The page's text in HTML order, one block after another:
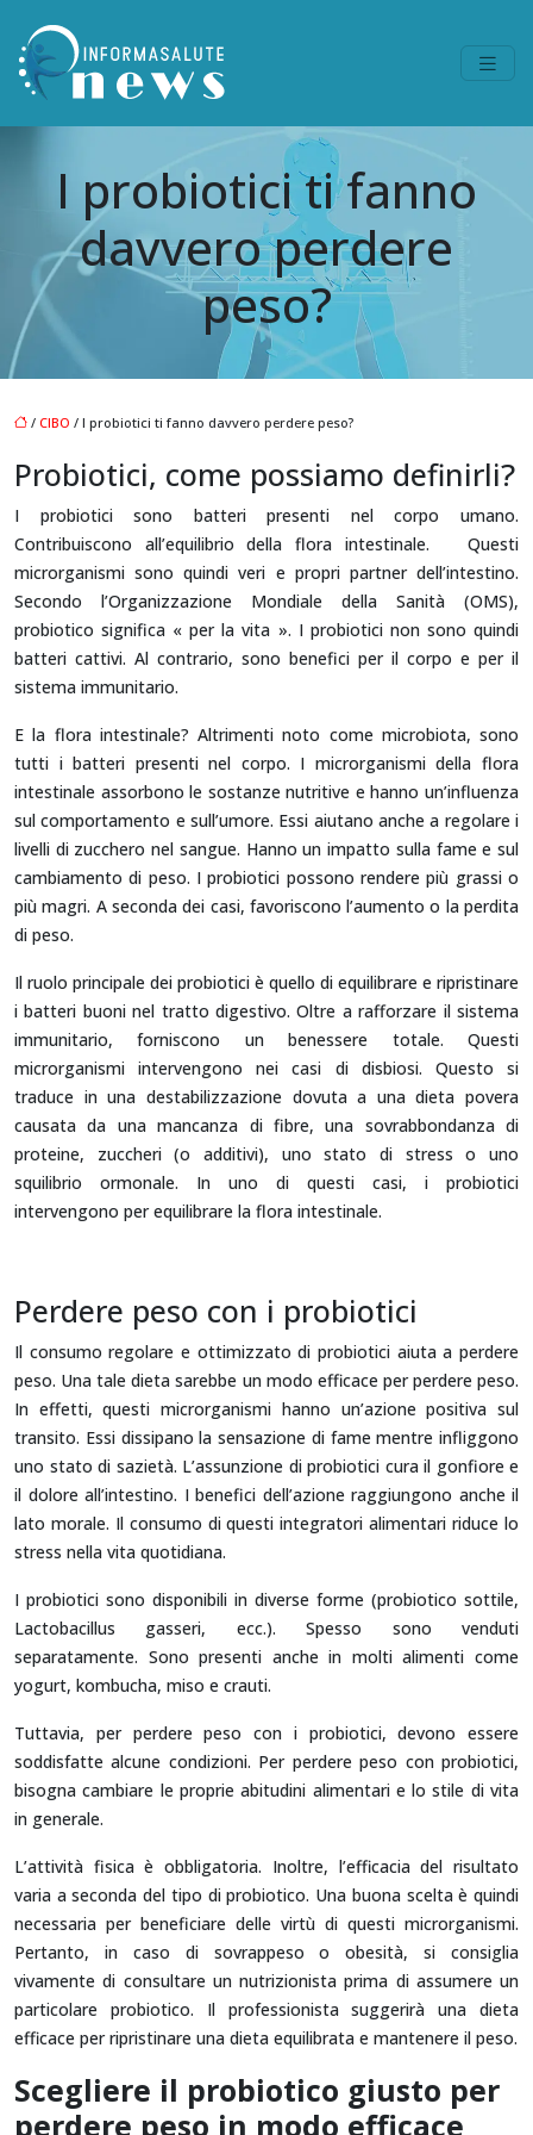
I probiotici ti fanno
davvero perdere
peso?
/ CIBO / I probiotici ti fanno davvero perdere peso?
Probiotici, come possiamo definirli?
I probiotici sono batteri presenti nel corpo umano.
Contribuiscono all’equilibrio della flora intestinale. Questi
microrganismi sono quindi veri e propri partner dell’intestino.
Secondo l’Organizzazione Mondiale della Sanità (OMS),
probiotico significa « per la vita ». I probiotici non sono quindi
batteri cattivi. Al contrario, sono benefici per il corpo e per il
sistema immunitario.
E la flora intestinale? Altrimenti noto come microbiota, sono
tutti i batteri presenti nel corpo. I microrganismi della flora
intestinale assorbono le sostanze nutritive e hanno un’influenza
sul comportamento e sull’umore. Essi aiutano anche a regolare i
livelli di zucchero nel sangue. Hanno un impatto sulla fame e sul
cambiamento di peso. I probiotici possono rendere più grassi o
più magri. A seconda dei casi, favoriscono l’aumento o la perdita
di peso.
Il ruolo principale dei probiotici è quello di equilibrare e ripristinare
i batteri buoni nel tratto digestivo. Oltre a rafforzare il sistema
immunitario, forniscono un benessere totale. Questi
microrganismi intervengono nei casi di disbiosi. Questo si
traduce in una destabilizzazione dovuta a una dieta povera
causata da una mancanza di fibre, una sovrabbondanza di
proteine, zuccheri (o additivi), uno stato di stress o uno
squilibrio ormonale. In uno di questi casi, i probiotici
intervengono per equilibrare la flora intestinale.
Perdere peso con i probiotici
Il consumo regolare e ottimizzato di probiotici aiuta a perdere
peso. Una tale dieta sarebbe un modo efficace per perdere peso.
In effetti, questi microrganismi hanno un’azione positiva sul
transito. Essi dissipano la sensazione di fame mentre infliggono
uno stato di sazietà. L’assunzione di probiotici cura il gonfiore e
il dolore all’intestino. I benefici dell’azione raggiungono anche il
lato morale. Il consumo di questi integratori alimentari riduce lo
stress nella vita quotidiana.
I probiotici sono disponibili in diverse forme (probiotico sottile,
Lactobacillus gasseri, ecc.). Spesso sono venduti
separatamente. Sono presenti anche in molti alimenti come
yogurt, kombucha, miso e crauti.
Tuttavia, per perdere peso con i probiotici, devono essere
soddisfatte alcune condizioni. Per perdere peso con probiotici,
bisogna cambiare le proprie abitudini alimentari e lo stile di vita
in generale.
L’attività fisica è obbligatoria. Inoltre, l’efficacia del risultato
varia a seconda del tipo di probiotico. Una buona scelta è quindi
necessaria per beneficiare delle virtù di questi microrganismi.
Pertanto, in caso di sovrappeso o obesità, si consiglia
vivamente di consultare un nutrizionista prima di assumere un
particolare probiotico. Il professionista suggerirà una dieta
efficace per ripristinare una dieta equilibrata e mantenere il peso.
Scegliere il probiotico giusto per
perdere peso in modo efficace